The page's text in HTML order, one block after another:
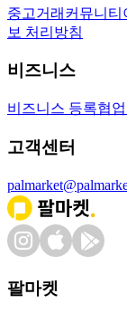
중고거래 커뮤니티
보 처리방침
비즈니스
비즈니스 등록협
고객센터
팔마켓